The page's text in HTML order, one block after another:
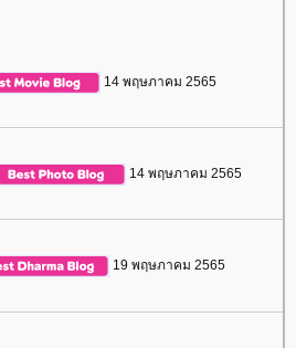
14 พฤษภาคม 2565
14 พฤษภาคม 2565
19 พฤษภาคม 2565